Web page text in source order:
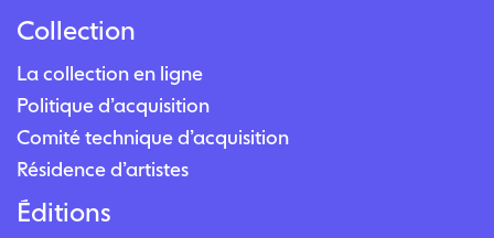
Collection
La collection en ligne
Politique d’acquisition
Comité technique d’acquisition
Résidence d’artistes
Éditions